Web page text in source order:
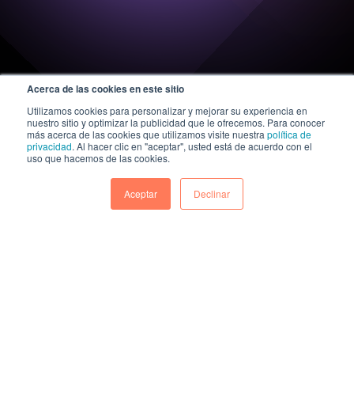
Acerca de las cookies en este sitio
Utilizamos cookies para personalizar y mejorar su experiencia en
nuestro sitio y optimizar la publicidad que le ofrecemos. Para conocer
más acerca de las cookies que utilizamos visite nuestra política de
privacidad. Al hacer clic en "aceptar", usted está de acuerdo con el
uso que hacemos de las cookies.
Aceptar Declinar